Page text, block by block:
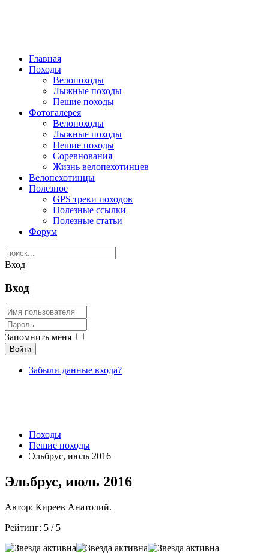
Главная
Походы
Велопоходы
Лыжные походы
Пешие походы
Фотогалерея
Велопоходы
Лыжные походы
Пешие походы
Соревнования
Жизнь велопехотинцев
Велопехотинцы
Полезное
GPS треки походов
Полезные ссылки
Полезные статьи
Форум
Вход
Вход
Запомнить меня
Войти
Забыли данные входа?
Походы
Пешие походы
Эльбрус, июль 2016
Эльбрус, июль 2016
Автор: Киреев Анатолий.
Рейтинг: 5 / 5